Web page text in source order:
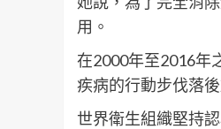
用。
在2000年至2016年
疾病的行動步伐落
世界衛生組織堅持